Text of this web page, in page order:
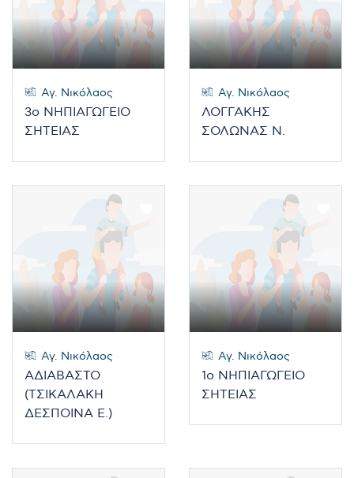
Αγ. Νικόλαος
3ο ΝΗΠΙΑΓΩΓΕΙΟ
ΣΗΤΕΙΑΣ
Αγ. Νικόλαος
ΛΟΓΓΑΚΗΣ
ΣΟΛΩΝΑΣ Ν.
Αγ. Νικόλαος
ΑΔΙΑΒΑΣΤΟ
(ΤΣΙΚΑΛΑΚΗ
ΔΕΣΠΟΙΝΑ Ε.)
Αγ. Νικόλαος
1ο ΝΗΠΙΑΓΩΓΕΙΟ
ΣΗΤΕΙΑΣ